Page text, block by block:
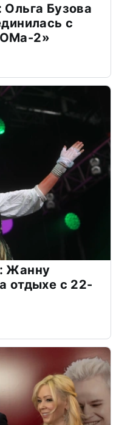
Бузова
с
2»
Жанну
отдыхе с 22-